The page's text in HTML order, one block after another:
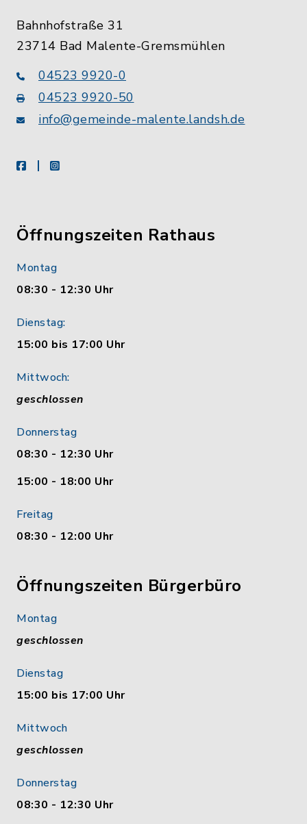
Bahnhofstraße 31
23714 Bad Malente-Gremsmühlen
04523 9920-0
04523 9920-50
info@gemeinde-malente.landsh.de
facebookinstagram
Öffnungszeiten Rathaus
Montag
08:30 - 12:30 Uhr
Dienstag:
15:00 bis 17:00 Uhr
Mittwoch:
geschlossen
Donnerstag
08:30 - 12:30 Uhr
15:00 - 18:00 Uhr
Freitag
08:30 - 12:00 Uhr
Öffnungszeiten Bürgerbüro
Montag
geschlossen
Dienstag
15:00 bis 17:00 Uhr
Mittwoch
geschlossen
Donnerstag
08:30 - 12:30 Uhr